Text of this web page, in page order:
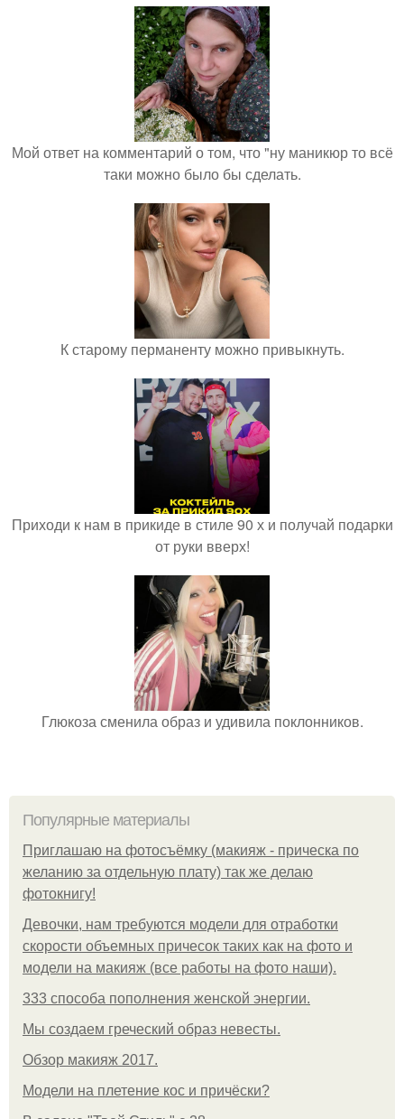
Мой ответ на комментарий о том, что "ну маникюр то всё
таки можно было бы сделать.
К старому перманенту можно привыкнуть.
Приходи к нам в прикиде в стиле 90 х и получай подарки
от руки вверх!
Глюкоза сменила образ и удивила поклонников.
Популярные материалы
Приглашаю на фотосъёмку (макияж - прическа по
желанию за отдельную плату) так же делаю
фотокнигу!
Девочки, нам требуются модели для отработки
скорости объемных причесок таких как на фото и
модели на макияж (все работы на фото наши).
333 способа пополнения женской энергии.
Мы создаем греческий образ невесты.
Обзор макияж 2017.
Модели на плетение кос и причёски?